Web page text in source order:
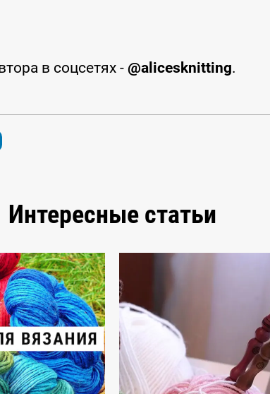
в соцсетях - @alicesknitting.
Интересные статьи